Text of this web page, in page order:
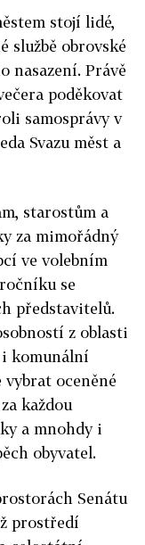
stojí lidé,
službě obrovské
nasazení. Právě
poděkovat
samosprávy v
Svazu měst a
starostům a
za mimořádný
ve volebním
se
představitelů.
z oblasti
i komunální
oceněné
každou
a mnohdy i
obyvatel.
Senátu
prostředí